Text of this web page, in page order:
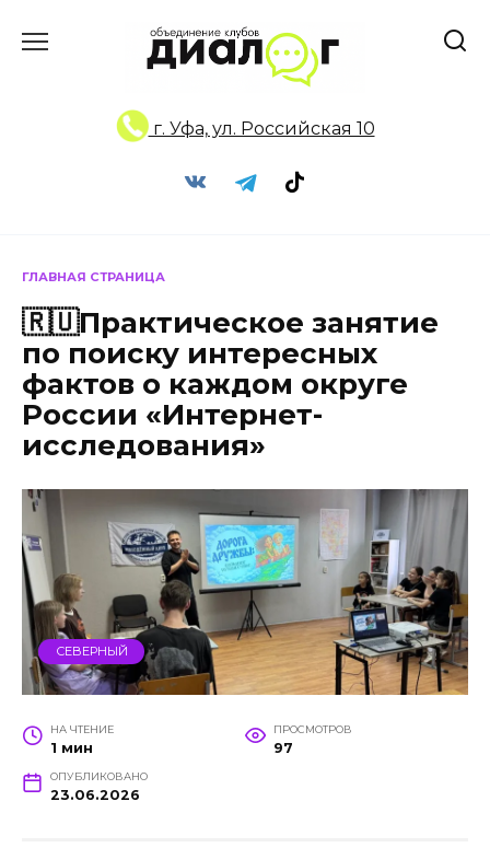
г. Уфа, ул. Российская 10
ГЛАВНАЯ СТРАНИЦА
🇷🇺Практическое занятие
по поиску интересных
фактов о каждом округе
России «Интернет-
исследования»
СЕВЕРНЫЙ
НА ЧТЕНИЕ
1 мин
ПРОСМОТРОВ
97
ОПУБЛИКОВАНО
23.06.2026